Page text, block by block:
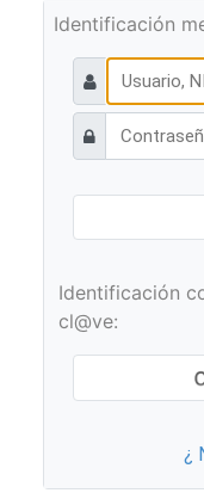
Identificación
Identificación
cl@ve:
¿